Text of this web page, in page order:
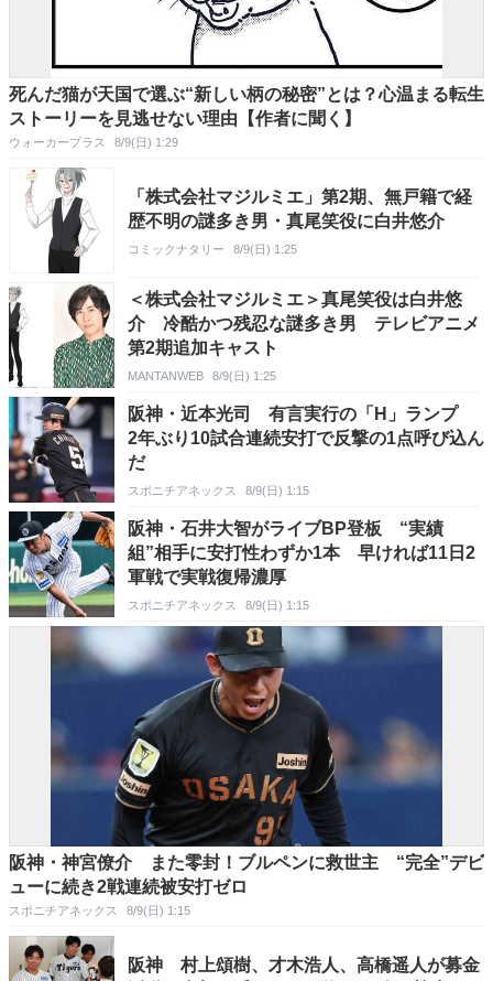
死んだ猫が天国で選ぶ“新しい柄の秘密”とは？心温まる転生
ストーリーを見逃せない理由【作者に聞く】
ウォーカープラス 8/9(日) 1:29
「株式会社マジルミエ」第2期、無戸籍で経
歴不明の謎多き男・真尾笑役に白井悠介
コミックナタリー 8/9(日) 1:25
＜株式会社マジルミエ＞真尾笑役は白井悠
介 冷酷かつ残忍な謎多き男 テレビアニメ
第2期追加キャスト
MANTANWEB 8/9(日) 1:25
阪神・近本光司 有言実行の「H」ランプ
2年ぶり10試合連続安打で反撃の1点呼び込ん
だ
スポニチアネックス 8/9(日) 1:15
阪神・石井大智がライブBP登板 “実績
組”相手に安打性わずか1本 早ければ11日2
軍戦で実戦復帰濃厚
スポニチアネックス 8/9(日) 1:15
阪神・神宮僚介 また零封！ブルペンに救世主 “完全”デビ
ューに続き2戦連続被安打ゼロ
スポニチアネックス 8/9(日) 1:15
阪神 村上頌樹、才木浩人、高橋遥人が募金